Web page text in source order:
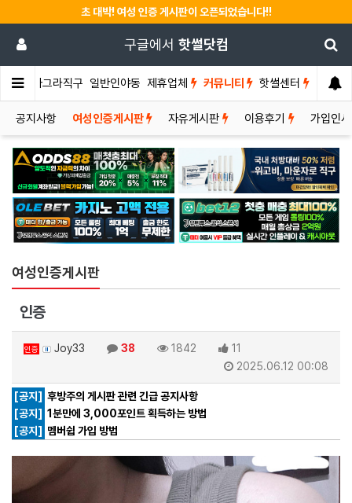
초 대박! 여성 인증 게시판이 오픈되었습니다!!
구글에서 핫썰닷컴
비아그라직구 일반인야동 제휴업체 커뮤니티 핫썰센터
공지사항 여성인증게시판 자유게시판 이용후기 가입인
여성인증게시판
인증
인증 Joy33 38 1842
11
2025.06.12 00:08
[공지] 후방주의 게시판 관련 긴급 공지사항
[공지] 1분만에 3,000포인트 획득하는 방법
[공지]
멤버쉽 가입 방법